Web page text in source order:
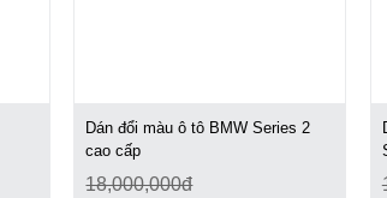
Dán đổi màu ô tô BMW Series 2
cao cấp
18,000,000đ